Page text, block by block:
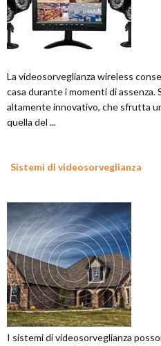
La videosorveglianza wireless
casa durante i momenti di assenza.
altamente innovativo, che sfrutta
quella del ...
Sistemi di videosorveglianza
I sistemi di videosorveglianza